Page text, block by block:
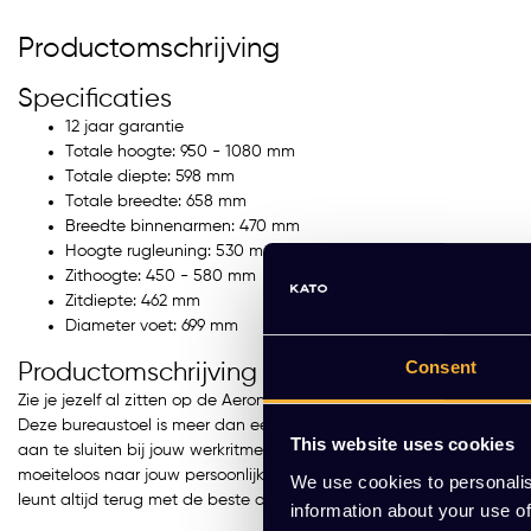
Consent
This website uses cookies
We use cookies to
information about your use
Productomschrijving
Specificaties
12 jaar garantie
Totale hoogte: 950 - 1080 mm
Totale diepte: 598 mm
Totale breedte: 658 mm
Breedte binnenarmen: 470 mm
Hoogte rugleuning: 530 mm
Zithoogte: 450 - 580 mm
Zitdiepte: 462 mm
Diameter voet: 699 mm
Productomschrijving
Zie je jezelf al zitten op de Aeron van Herman Miller, een stoel die
Deze bureaustoel is meer dan een zitplek, het is een statement
aan te sluiten bij jouw werkritme. Met de verstelbare
moeiteloos naar jouw persoonlijke comfortzone. Of je nu lange
leunt altijd terug met de beste ondersteuning voor je rug, nek en
Miller
545,00 Excl. btw
Incl. btw) (792,55 Incl. btw)